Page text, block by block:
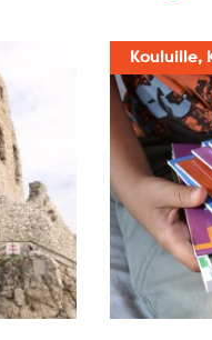
Kouluille,